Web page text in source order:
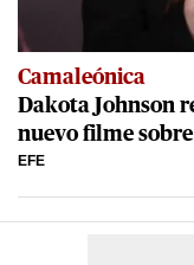
Camaleónica
Dakota Johnson
nuevo filme
EFE